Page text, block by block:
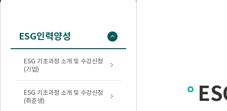
ESG인력양성
ESG 기초과정 소개 및 수강신청
(기업)
ESG 기초과정 소개 및 수강신청
(취준생)